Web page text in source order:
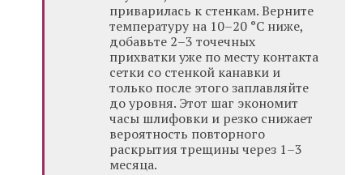
приварилась к стенкам. Верните
температуру на 10–20 °C ниже,
добавьте 2–3 точечных
прихватки уже по месту контакта
сетки со стенкой канавки и
только после этого заплавляйте
до уровня. Этот шаг экономит
часы шлифовки и резко снижает
вероятность повторного
раскрытия трещины через 1–3
месяца.